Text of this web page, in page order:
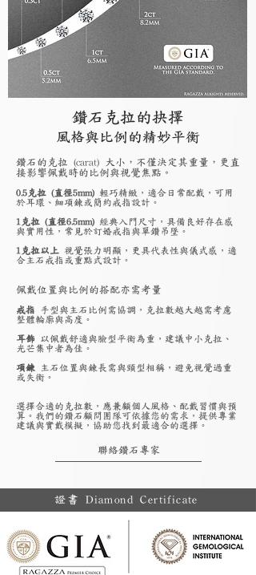
鑽石克拉的抉擇
風格與比例的精妙平衡
鑽石的克拉 (carat) 大小，不僅決定其重量，更直
接影響佩戴時的比例與視覺焦點。
0.5克拉 (直徑5mm) 輕巧精緻，適合日常配戴，可用
於耳環、細項鍊或簡約戒指設計。
1克拉 (直徑6.5mm) 經典入門尺寸，具備良好存在感
與實用性，常見於訂婚戒指與單鑽吊墜。
1克拉以上 視覺張力明顯，更具代表性與儀式感，適
合主石戒指或重點式設計。
佩戴位置與比例的搭配亦需考量
戒指 手型與主石比例需協調，克拉數越大越需考慮
整體輪廓與高度。
耳飾 以佩戴舒適與臉型平衡為重，建議中小克拉、
光芒集中者為佳。
項鍊 主石位置與鍊長需與頸型相稱，避免視覺過重
或失衡。
選擇合適的克拉數，應兼顧個人風格、配戴習慣與預
算。我們的鑽石顧問團隊可依據您的需求，提供專業
建議與實戴模擬，協助您找到最適合的選擇。
聯絡鑽石專家
證書 Diamond Certificate